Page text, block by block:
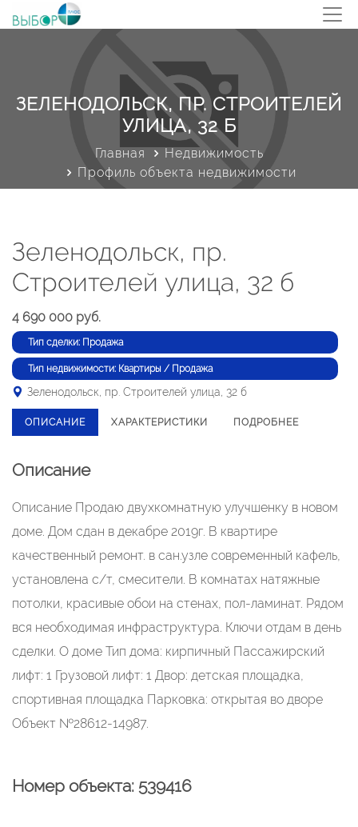
ЗЕЛЕНОДОЛЬСК, ПР. СТРОИТЕЛЕЙ
УЛИЦА, 32 Б
Главная
Недвижимость
Профиль объекта недвижимости
Зеленодольск, пр.
Строителей улица, 32 б
4 690 000 руб.
Тип сделки: Продажа
Тип недвижимости: Квартиры / Продажа
Зеленодольск, пр. Строителей улица, 32 б
ОПИСАНИЕ ХАРАКТЕРИСТИКИ ПОДРОБНЕЕ
Описание
Описание Продаю двухкомнатную улучшенку в новом
доме. Дом сдан в декабре 2019г. В квартире
качественный ремонт. в сан.узле современный кафель,
установлена с/т, смесители. В комнатах натяжные
потолки, красивые обои на стенах, пол-ламинат. Рядом
вся необходимая инфраструктура. Ключи отдам в день
сделки. О доме Тип дома: кирпичный Пассажирский
лифт: 1 Грузовой лифт: 1 Двор: детская площадка,
спортивная площадка Парковка: открытая во дворе
Объект №28612-14987.
Номер объекта: 539416